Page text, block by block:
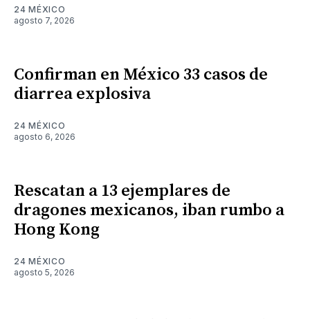
24 MÉXICO
agosto 7, 2026
Confirman en México 33 casos de
diarrea explosiva
24 MÉXICO
agosto 6, 2026
Rescatan a 13 ejemplares de
dragones mexicanos, iban rumbo a
Hong Kong
24 MÉXICO
agosto 5, 2026